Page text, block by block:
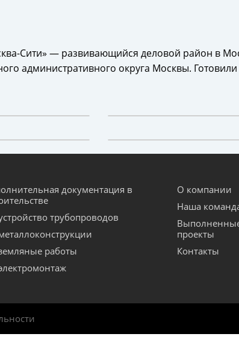
Сити» — развивающийся деловой район в
административного округа Москвы.
документация в
трубопроводов
работы
О компании
Наша
проекты
Контакты